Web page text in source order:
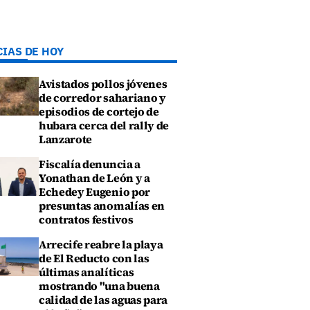
DE HOY
Avistados pollos jóvenes
de corredor sahariano y
episodios de cortejo de
hubara cerca del rally de
Lanzarote
Fiscalía denuncia a
Yonathan de León y a
Echedey Eugenio por
presuntas anomalías en
contratos festivos
Arrecife reabre la playa
de El Reducto con las
últimas analíticas
mostrando "una buena
calidad de las aguas para